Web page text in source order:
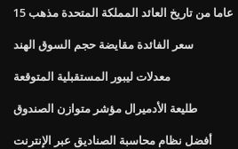
15 عاما من تاريخ العائد المملكة المتحدة مذهب
سعر الفائدة مقايضة حجم السوق الهند
معدلات ليبور المستقبلية المتوقعة
طليعة الأدميرال مؤشر متوازن الصندوق
أفضل نظام محاسبة الصناديق عبر الإنترنت